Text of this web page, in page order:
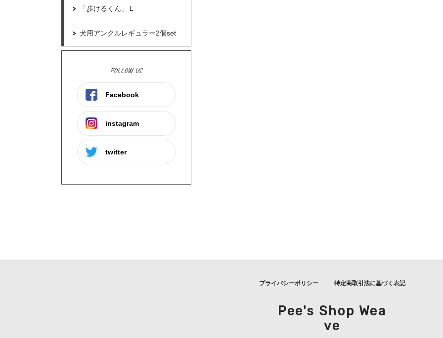
「歩けるくん」Ｌ
犬用アンクルレギュラー2個set
FOLLOW US
Facebook
instagram
twitter
プライバシーポリシー 特定商取引法に基づく表記
Pee's Shop Wea
ve